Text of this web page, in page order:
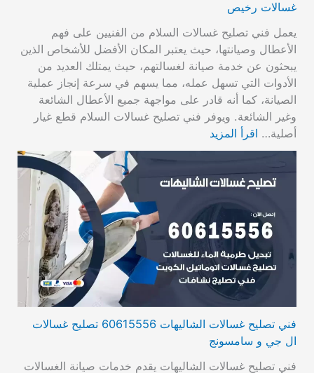
غسالات رخيص
يعمل فني تصليح غسالات السلام من الفنيين على فهم
الأعطال وصيانتها، حيث يعتبر المكان الأفضل للأشخاص الذين
يبحثون عن خدمة صيانة لغسالتهم، حيث يمتلك العديد من
الأدوات التي تسهل عمله، مما يسهم في سرعة إنجاز عملية
الصيانة، كما أنه قادر على مواجهة جميع الأعطال الشائعة
وغير الشائعة. ويوفر فني تصليح غسالات السلام قطع غيار
أصلية… اقرأ المزيد
فني تصليح غسالات الشاليهات 60615556 تصليح غسالات
ال جي و سامسونج
فني تصليح غسالات الشاليهات يقدم خدمات صيانة الغسالات